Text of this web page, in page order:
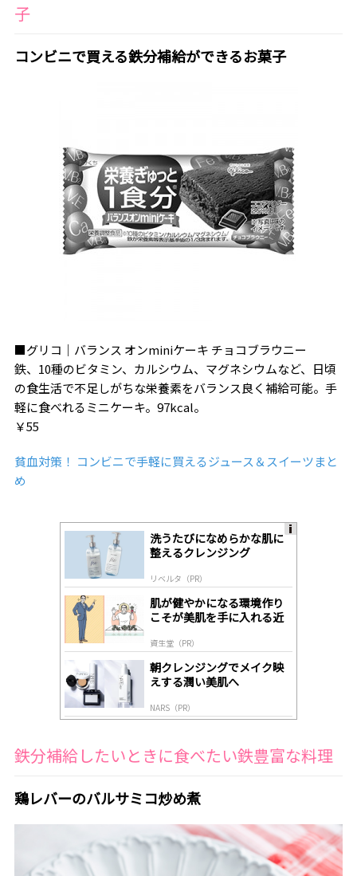
子
コンビニで買える鉄分補給ができるお菓子
■グリコ｜バランス オンminiケーキ チョコブラウニー
鉄、10種のビタミン、カルシウム、マグネシウムなど、日頃
の食生活で不足しがちな栄養素をバランス良く補給可能。手
軽に食べれるミニケーキ。97kcal。
￥55
貧血対策！ コンビニで手軽に買えるジュース＆スイーツまと
め
洗うたびになめらかな肌に
整えるクレンジング
リベルタ（PR）
肌が健やかになる環境作り
こそが美肌を手に入れる近
資生堂（PR）
朝クレンジングでメイク映
えする潤い美肌へ
NARS（PR）
鉄分補給したいときに食べたい鉄豊富な料理
鶏レバーのバルサミコ炒め煮